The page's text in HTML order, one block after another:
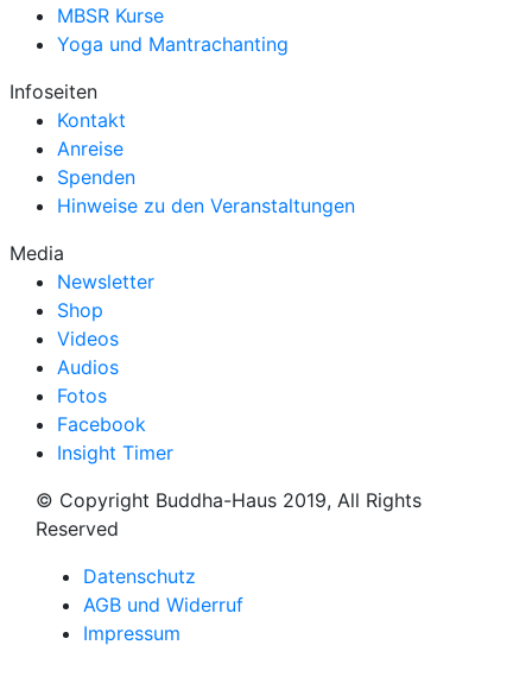
MBSR Kurse
Yoga und Mantrachanting
Infoseiten
Kontakt
Anreise
Spenden
Hinweise zu den Veranstaltungen
Media
Newsletter
Shop
Videos
Audios
Fotos
Facebook
Insight Timer
© Copyright Buddha-Haus 2019, All Rights
Reserved
Datenschutz
AGB und Widerruf
Impressum